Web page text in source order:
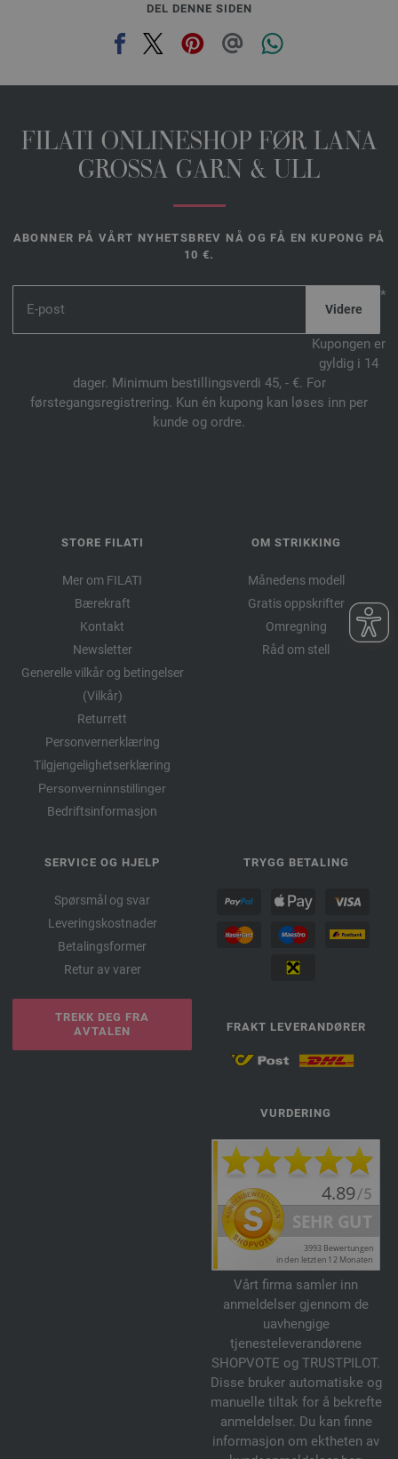
DEL DENNE SIDEN
FILATI ONLINESHOP FØR LANA
GROSSA GARN & ULL
ABONNER PÅ VÅRT NYHETSBREV NÅ OG FÅ EN KUPONG PÅ
10 €.
*
Kupongen er
gyldig i 14
dager. Minimum bestillingsverdi 45, - €. For
førstegangsregistrering. Kun én kupong kan løses inn per
kunde og ordre.
STORE FILATI
Mer om FILATI
Bærekraft
Kontakt
Newsletter
Generelle vilkår og betingelser
(Vilkår)
Returrett
Personvernerklæring
Tilgjengelighetserklæring
Personverninnstillinger
Bedriftsinformasjon
OM STRIKKING
Månedens modell
Gratis oppskrifter
Omregning
Råd om stell
SERVICE OG HJELP
Spørsmål og svar
Leveringskostnader
Betalingsformer
Retur av varer
TREKK DEG FRA
AVTALEN
TRYGG BETALING
FRAKT LEVERANDØRER
VURDERING
Vårt firma samler inn
anmeldelser gjennom de
uavhengige
tjenesteleverandørene
SHOPVOTE og TRUSTPILOT.
Disse bruker automatiske og
manuelle tiltak for å bekrefte
anmeldelser. Du kan finne
informasjon om ektheten av